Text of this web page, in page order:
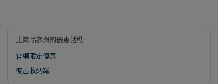
此商品參與的優惠活動
官網限定優惠
復古收納罐